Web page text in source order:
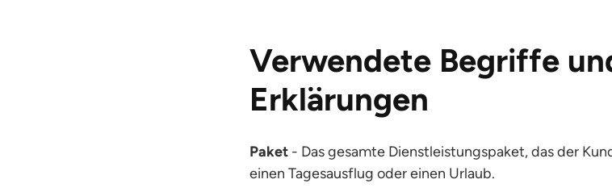
Verwendete Begriffe
Erklärungen
Paket- Das gesamte Dienstleistungspaket, das der
einen Tagesausflug oder einen Urlaub.